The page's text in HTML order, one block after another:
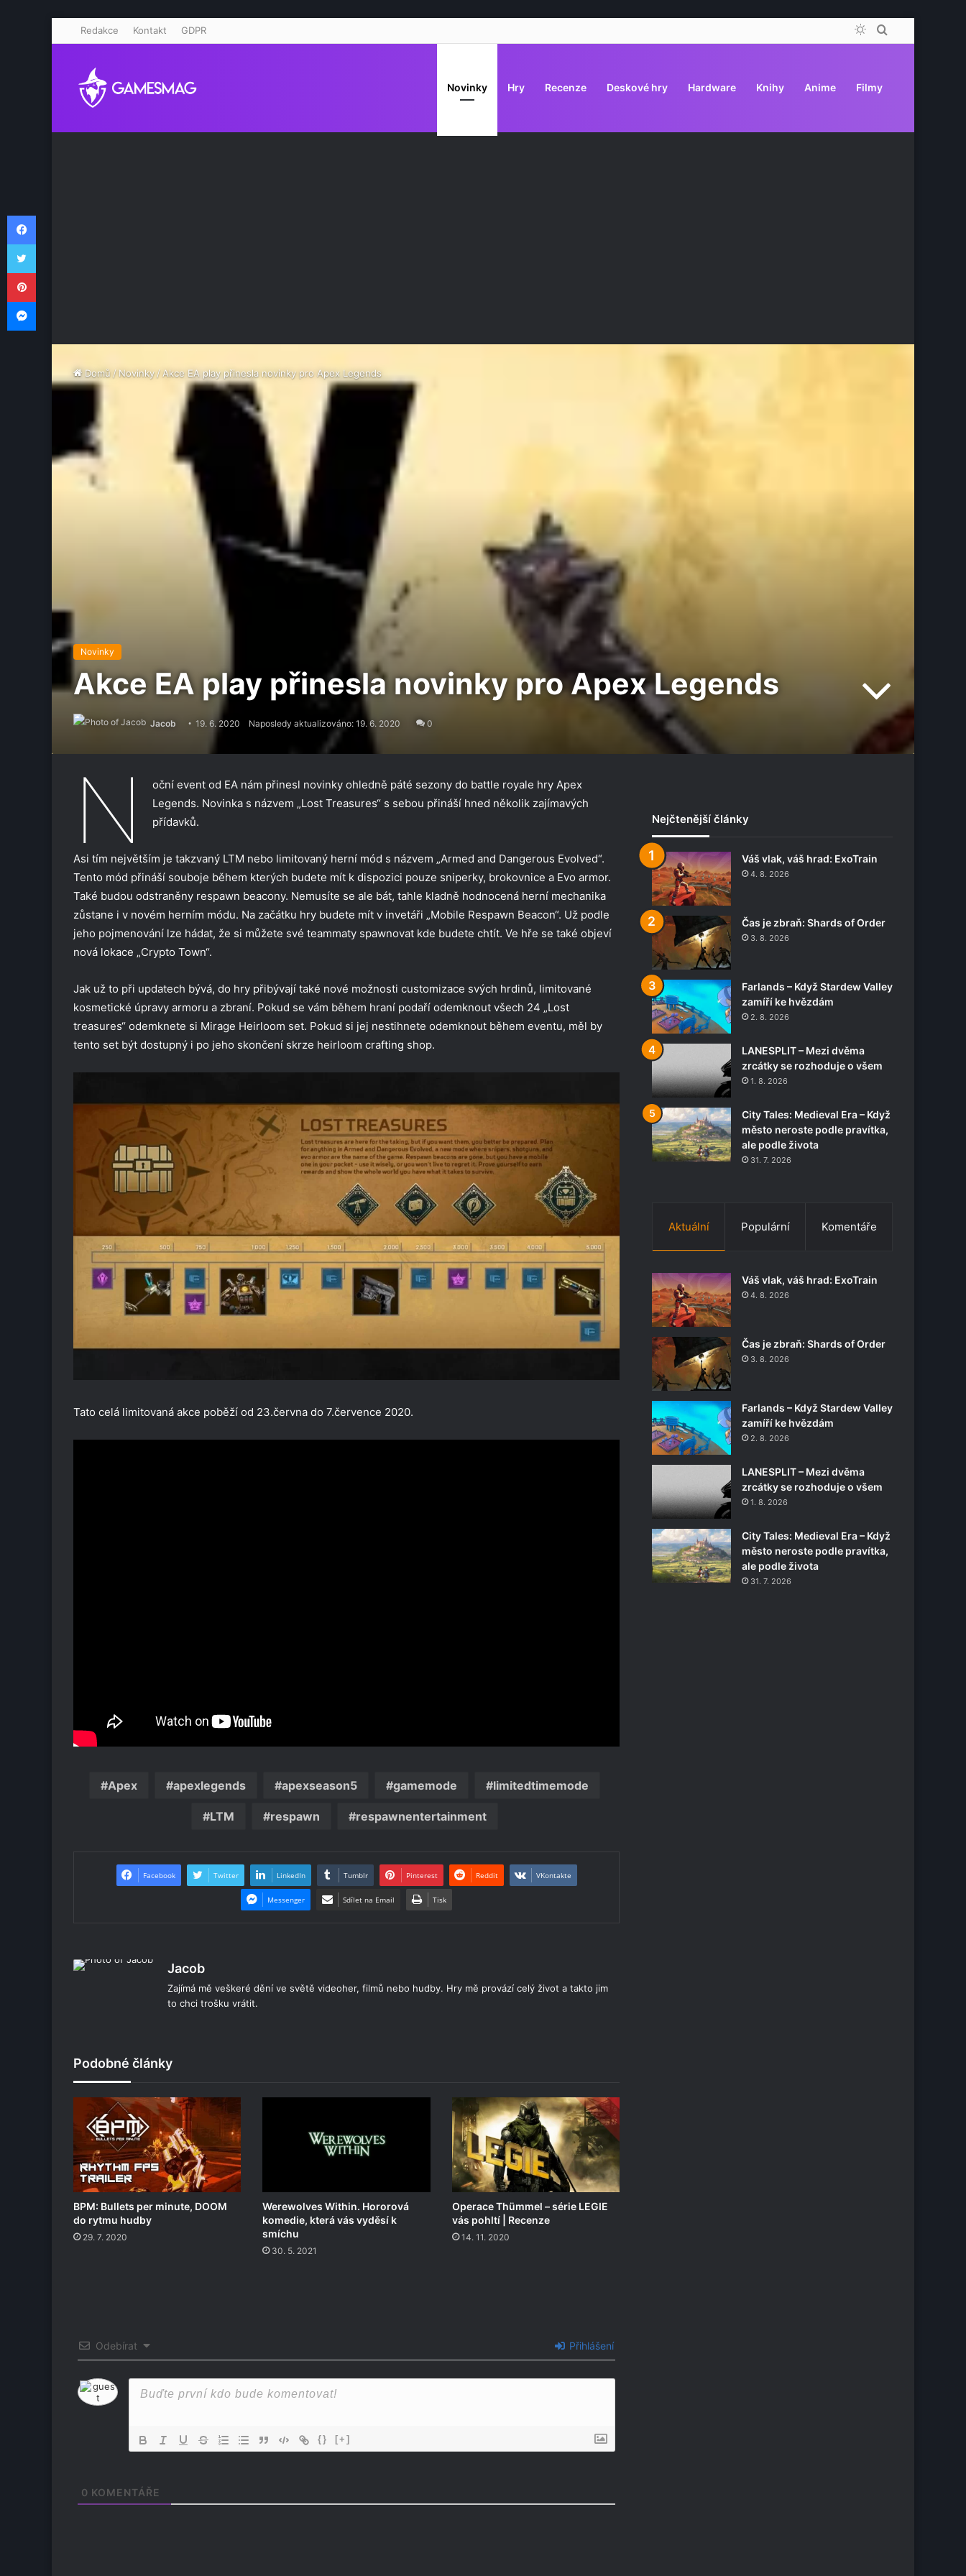
Redakce Kontakt GDPR Vyhledat
Switch
Novinky Hry Recenze Deskové hry Hardware Knihy Anime Filmy
Domů/Novinky/ Akce EA play přinesla novinky pro Apex Legends
Novinky
Akce EA play přinesla novinky pro Apex Legends
Jacob 19. 6. 2020 Naposledy aktualizováno: 19. 6. 2020 0
N
oční event od EA nám přinesl novinky ohledně páté sezony do battle royale hry Apex
Legends. Novinka s názvem „Lost Treasures“ s sebou přináší hned několik zajímavých
přídavků.
Asi tím největším je takzvaný LTM nebo limitovaný herní mód s názvem „Armed and Dangerous Evolved“.
Tento mód přináší souboje během kterých budete mít k dispozici pouze sniperky, brokovnice a Evo armor.
Také budou odstraněny respawn beacony. Nemusíte se ale bát, tahle kladně hodnocená herní mechanika
zůstane i v novém herním módu. Na začátku hry budete mít v invetáři „Mobile Respawn Beacon“. Už podle
jeho pojmenování lze hádat, že si můžete své teammaty spawnovat kde budete chtít. Ve hře se také objeví
nová lokace „Crypto Town“.
Jak už to při updatech bývá, do hry přibývají také nové možnosti customizace svých hrdinů, limitované
kosmetické úpravy armoru a zbraní. Pokud se vám během hraní podaří odemknout všech 24 „Lost
treasures“ odemknete si Mirage Heirloom set. Pokud si jej nestihnete odemknout během eventu, měl by
tento set být dostupný i po jeho skončení skrze heirloom crafting shop.
Tato celá limitovaná akce poběží od 23.června do 7.července 2020.
Apex apexlegends apexseason5 gamemode limitedtimemode
LTM respawn respawnentertainment
Facebook Twitter LinkedIn Tumblr Pinterest Reddit VKontakte
Messenger Sdílet na Email Tisk
Jacob
Zajímá mě veškeré dění ve světě videoher, filmů nebo hudby. Hry mě provází celý život a takto jim
to chci trošku vrátit.
Podobné články
BPM: Bullets per minute, DOOM
do rytmu hudby
29. 7. 2020
Werewolves Within. Hororová
komedie, která vás vyděsí k
smíchu
30. 5. 2021
Operace Thümmel – série LEGIE
vás pohltí | Recenze
14. 11. 2020
Odebírat Přihlášení
{} [+]
0 KOMENTÁŘE
Nejčtenější články
Váš vlak, váš hrad: ExoTrain
4. 8. 2026
Čas je zbraň: Shards of Order
3. 8. 2026
Farlands – Když Stardew Valley
zamíří ke hvězdám
2. 8. 2026
LANESPLIT – Mezi dvěma
zrcátky se rozhoduje o všem
1. 8. 2026
City Tales: Medieval Era – Když
město neroste podle pravítka,
ale podle života
31. 7. 2026
Aktuální Populární Komentáře
Váš vlak, váš hrad: ExoTrain
4. 8. 2026
Čas je zbraň: Shards of Order
3. 8. 2026
Farlands – Když Stardew Valley
zamíří ke hvězdám
2. 8. 2026
LANESPLIT – Mezi dvěma
zrcátky se rozhoduje o všem
1. 8. 2026
City Tales: Medieval Era – Když
město neroste podle pravítka,
ale podle života
31. 7. 2026
Facebook
Twitter
Pinterest
Messenger